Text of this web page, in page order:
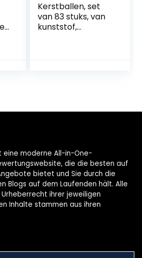
Kerstballen, set
van 83 stuks, van
kunststof,
en rood
eine moderne All-in-One-
die die besten auf
bietet und Sie durch die
Blogs auf dem Laufenden hält. Alle
ihrer jeweiligen
Inhalte stammen aus ihren